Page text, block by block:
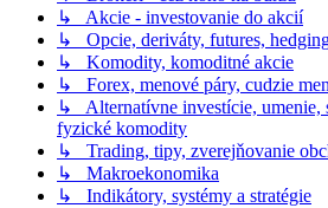
↳ Akcie - investovanie do akcií
↳ Opcie, deriváty, futures,
↳ Komodity, komoditné akcie
↳ Forex, menové páry, cudzie
↳ Alternatívne investície, umenie,
fyzické komodity
↳ Trading, tipy, zverejňovanie
↳ Makroekonomika
↳ Indikátory, systémy a stratégie